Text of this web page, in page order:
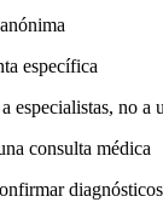
específica
especialistas, no a
consulta médica
diagnósticos